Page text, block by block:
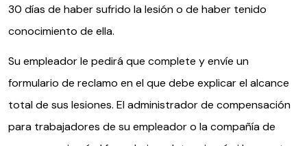
30 días de haber sufrido la lesión o de haber tenido
conocimiento de ella.
Su empleador le pedirá que complete y envíe un
formulario de reclamo en el que debe explicar el alcance
total de sus lesiones. El administrador de compensación
para trabajadores de su empleador o la compañía de